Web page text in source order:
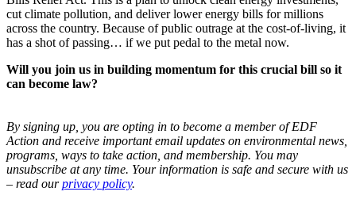
cut climate pollution, and deliver lower energy bills for millions
across the country. Because of public outrage at the cost-of-living, it
has a shot of passing… if we put pedal to the metal now.
Will you join us in building momentum for this crucial bill so it
can become law?
By signing up, you are opting in to become a member of EDF
Action and receive important email updates on environmental news,
programs, ways to take action, and membership. You may
unsubscribe at any time. Your information is safe and secure with us
– read ourprivacy policy.